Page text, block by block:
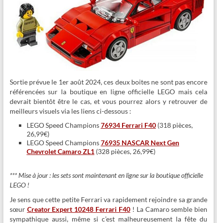
Sortie prévue le 1er août 2024, ces deux boites ne sont pas encore
référencées sur la boutique en ligne officielle LEGO mais cela
devrait bientôt être le cas, et vous pourrez alors y retrouver de
meilleurs visuels via les liens ci-dessous :
LEGO Speed Champions76934 Ferrari F40(318 pièces,
26,99€)
LEGO Speed Champions76935 NASCAR Next Gen
Chevrolet Camaro ZL1(328 pièces, 26,99€)
*** Mise à jour : les sets sont maintenant en ligne sur la boutique officielle
LEGO !
Je sens que cette petite Ferrari va rapidement rejoindre sa grande
sœur Creator Expert 10248 Ferrari F40 ! La Camaro semble bien
sympathique aussi, même si c’est malheureusement la fête du